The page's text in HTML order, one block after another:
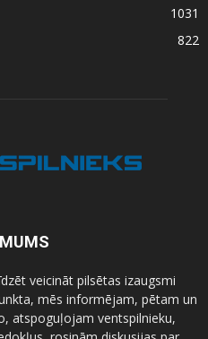
1031
822
veicināt pilsētas izaugsmi
mēs informējam, pētam un
atspoguļojam ventspilnieku,